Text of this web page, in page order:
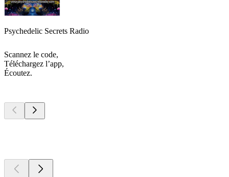
Psychedelic Secrets Radio
Scannez le code,
Téléchargez l’app,
Écoutez.